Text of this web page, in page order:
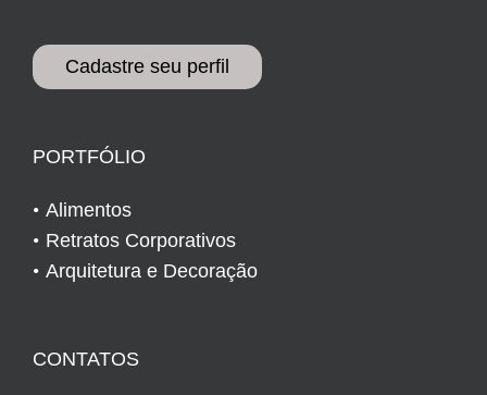
Cadastre seu perfil
PORTFÓLIO
Alimentos
Retratos Corporativos
Arquitetura e Decoração
CONTATOS